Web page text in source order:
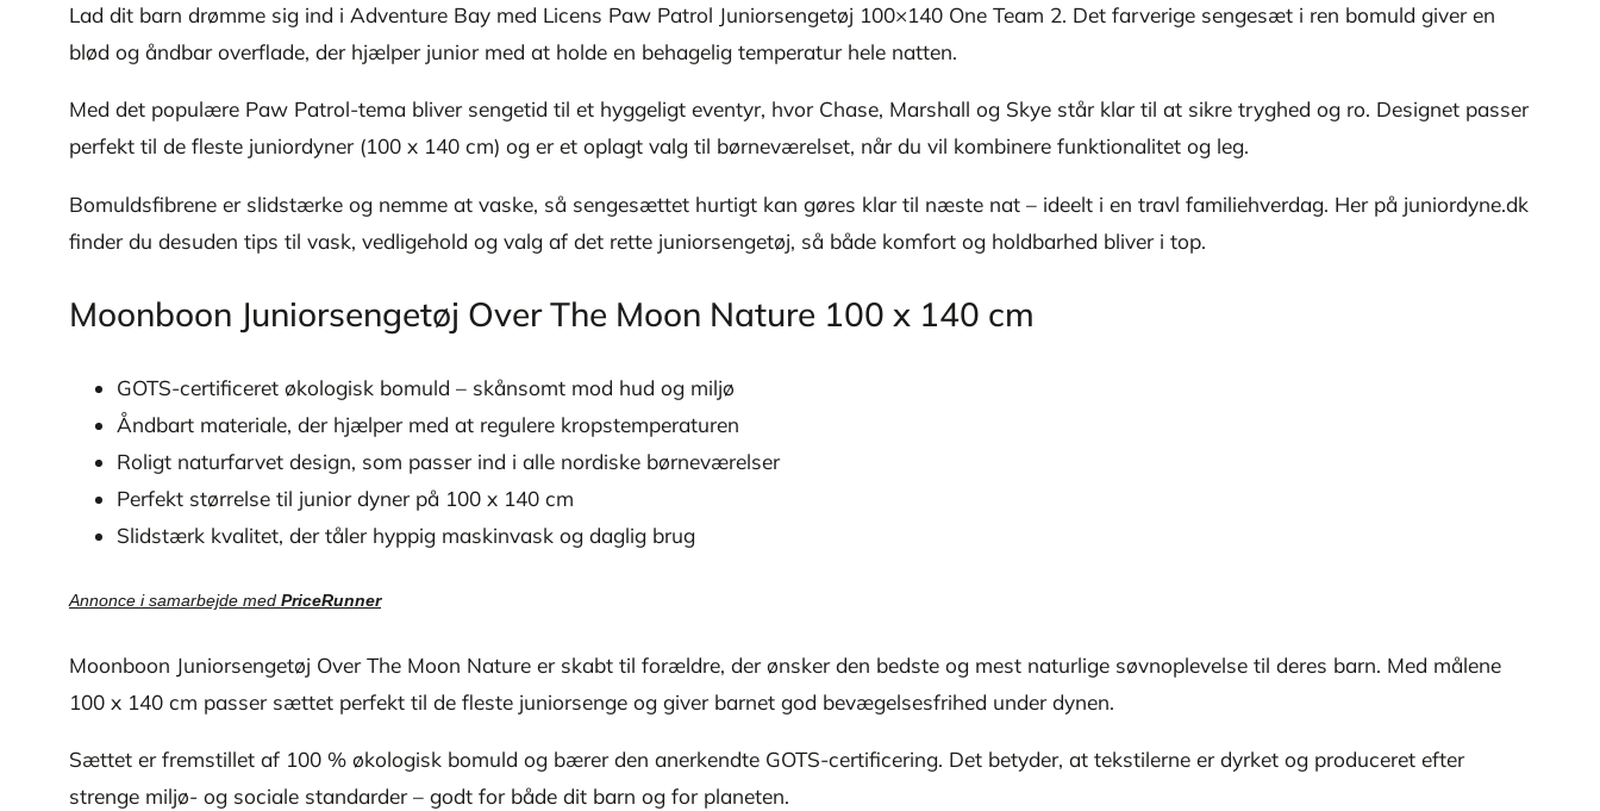
Lad dit barn drømme sig ind i Adventure Bay med Licens Paw Patrol Juniorsengetøj 100×140 One Team 2. Det farverige sengesæt i ren bomuld giver en
blød og åndbar overflade, der hjælper junior med at holde en behagelig temperatur hele natten.
Med det populære Paw Patrol-tema bliver sengetid til et hyggeligt eventyr, hvor Chase, Marshall og Skye står klar til at sikre tryghed og ro. Designet passer
perfekt til de fleste juniordyner (100 x 140 cm) og er et oplagt valg til børneværelset, når du vil kombinere funktionalitet og leg.
Bomuldsfibrene er slidstærke og nemme at vaske, så sengesættet hurtigt kan gøres klar til næste nat – ideelt i en travl familiehverdag. Her på juniordyne.dk
finder du desuden tips til vask, vedligehold og valg af det rette juniorsengetøj, så både komfort og holdbarhed bliver i top.
Moonboon Juniorsengetøj Over The Moon Nature 100 x 140 cm
GOTS-certificeret økologisk bomuld – skånsomt mod hud og miljø
Åndbart materiale, der hjælper med at regulere kropstemperaturen
Roligt naturfarvet design, som passer ind i alle nordiske børneværelser
Perfekt størrelse til junior dyner på 100 x 140 cm
Slidstærk kvalitet, der tåler hyppig maskinvask og daglig brug
Annonce i samarbejde med PriceRunner
Moonboon Juniorsengetøj Over The Moon Nature er skabt til forældre, der ønsker den bedste og mest naturlige søvnoplevelse til deres barn. Med målene
100 x 140 cm passer sættet perfekt til de fleste juniorsenge og giver barnet god bevægelsesfrihed under dynen.
Sættet er fremstillet af 100 % økologisk bomuld og bærer den anerkendte GOTS-certificering. Det betyder, at tekstilerne er dyrket og produceret efter
strenge miljø- og sociale standarder – godt for både dit barn og for planeten.